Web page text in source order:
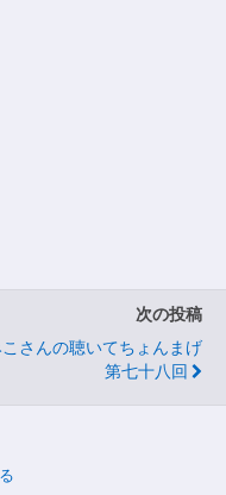
次の投稿
さんの聴いてちょんまげ
第七十八回